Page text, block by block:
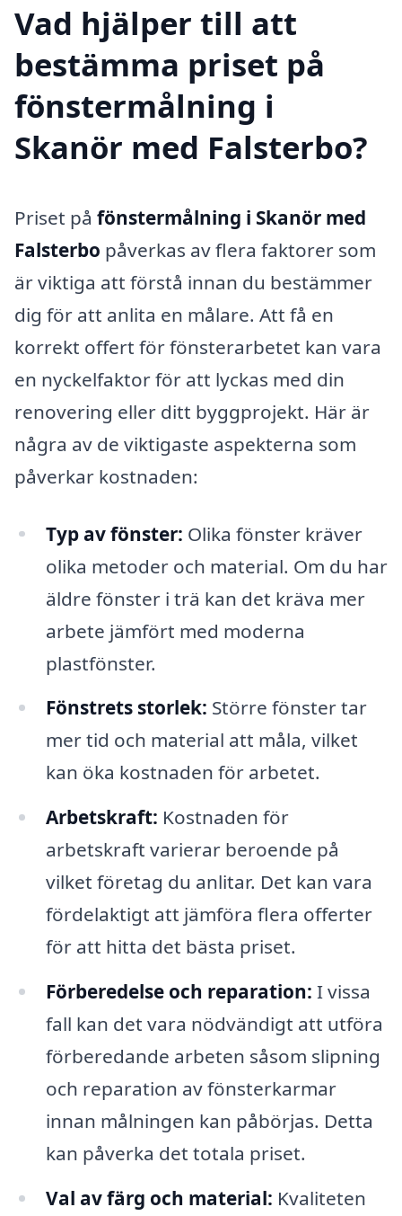
Vad hjälper till att
bestämma priset på
fönstermålning i
Skanör med Falsterbo?
Priset på fönstermålning i Skanör med
Falsterbo påverkas av flera faktorer som
är viktiga att förstå innan du bestämmer
dig för att anlita en målare. Att få en
korrekt offert för fönsterarbetet kan vara
en nyckelfaktor för att lyckas med din
renovering eller ditt byggprojekt. Här är
några av de viktigaste aspekterna som
påverkar kostnaden:
Typ av fönster: Olika fönster kräver
olika metoder och material. Om du har
äldre fönster i trä kan det kräva mer
arbete jämfört med moderna
plastfönster.
Fönstrets storlek: Större fönster tar
mer tid och material att måla, vilket
kan öka kostnaden för arbetet.
Arbetskraft: Kostnaden för
arbetskraft varierar beroende på
vilket företag du anlitar. Det kan vara
fördelaktigt att jämföra flera offerter
för att hitta det bästa priset.
Förberedelse och reparation: I vissa
fall kan det vara nödvändigt att utföra
förberedande arbeten såsom slipning
och reparation av fönsterkarmar
innan målningen kan påbörjas. Detta
kan påverka det totala priset.
Val av färg och material: Kvaliteten